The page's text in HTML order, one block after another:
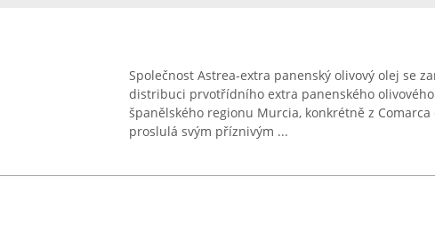
Společnost Astrea-extra panenský olivový olej se
distribuci prvotřídního extra panenského
španělského regionu Murcia, konkrétně z
proslulá svým příznivým ...